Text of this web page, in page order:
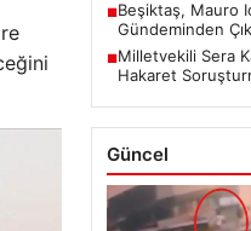
■Beşiktaş, Mauro
Gündeminden
■Milletvekili Sera
Hakaret
Güncel